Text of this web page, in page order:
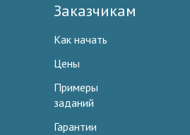
Заказчикам
Как начать
Цены
Примеры
заданий
Гарантии